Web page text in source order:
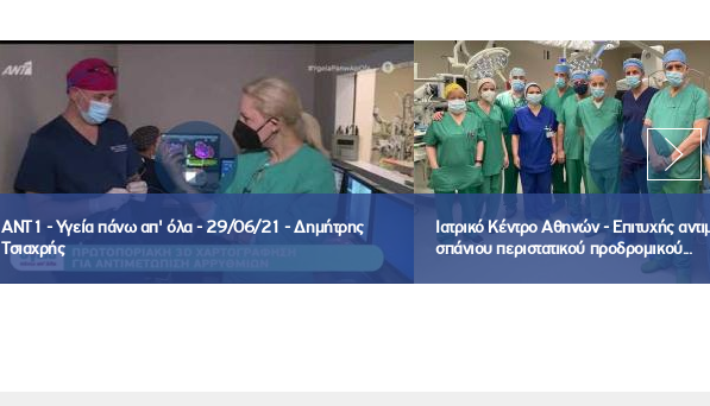
ΑΝΤ1 - Υγεία πάνω απ' όλα - 29/06/21 - Δημήτρης
Τσιαχρής
Ιατρικό Κέντρο Αθηνών - Επιτυχής
σπάνιου περιστατικού προδρομικού...